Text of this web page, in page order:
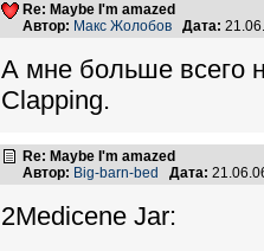
Re: Maybe I'm amazed
Автор: Макс Жолобов Дата:
А мне больше всего
Clapping.
Re: Maybe I'm amazed
Автор: Big-barn-bed Дата:
2Medicene Jar: